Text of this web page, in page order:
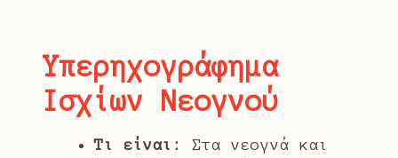
Υπερηχογράφημα
Ισχίων Νεογνού
Τι είναι:
Στα νεογνά και